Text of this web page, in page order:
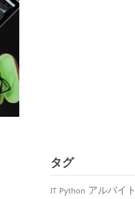
タグ
IT Python アルバイト